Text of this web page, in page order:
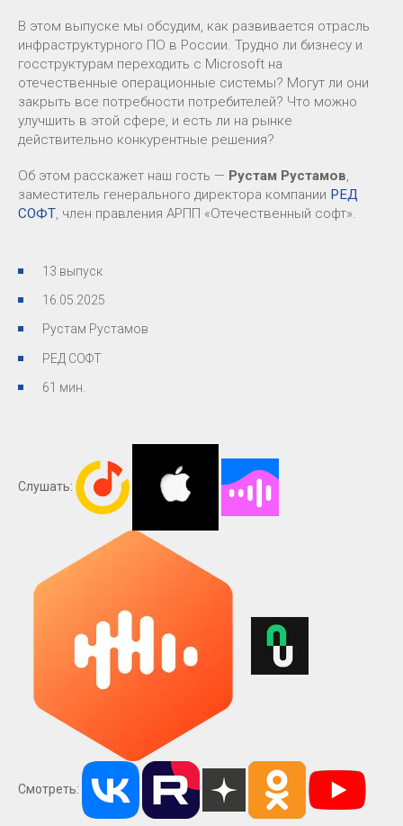
В этом выпуске мы обсудим, как развивается отрасль
инфраструктурного ПО в России. Трудно ли бизнесу и
госструктурам переходить с Microsoft на
отечественные операционные системы? Могут ли они
закрыть все потребности потребителей? Что можно
улучшить в этой сфере, и есть ли на рынке
действительно конкурентные решения?
Об этом расскажет наш гость — Рустам Рустамов,
заместитель генерального директора компании РЕД
СОФТ, член правления АРПП «Отечественный софт».
13 выпуск
16.05.2025
Рустам Рустамов
РЕД СОФТ
61 мин.
Слушать:
Смотреть: